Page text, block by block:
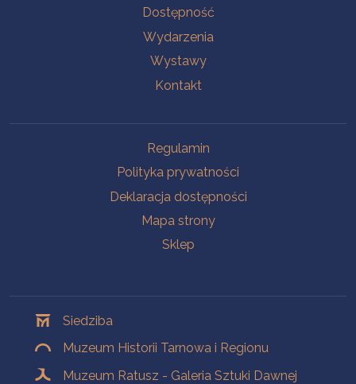
Dostępność
Wydarzenia
Wystawy
Kontakt
Regulamin
Polityka prywatności
Deklaracja dostępności
Mapa strony
Sklep
Siedziba
Muzeum Historii Tarnowa i Regionu
Muzeum Ratusz - Galeria Sztuki Dawnej